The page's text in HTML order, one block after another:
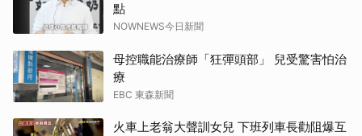
點
NOWNEWS今日新聞
母控職能治療師「狂彈頭部」 兒受驚害怕治
療
EBC 東森新聞
火車上老翁大聲訓女兒 下班列車長勸阻爆互